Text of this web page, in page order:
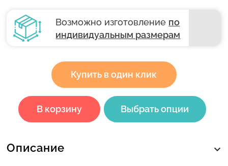
Возможно изготовление по
индивидуальным размерам
Купить в один клик
В корзину Выбрать опции
Описание